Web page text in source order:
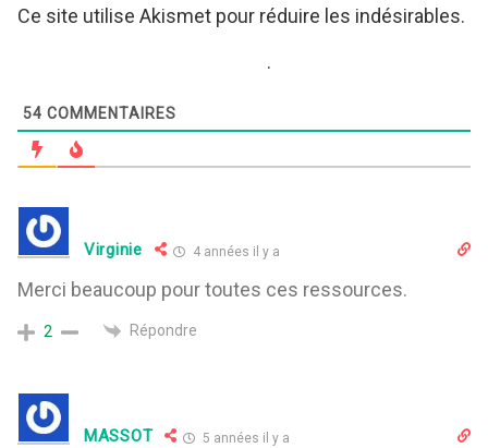
Ce site utilise Akismet pour réduire les indésirables.
.
54 COMMENTAIRES
Virginie 4 années il y a
Merci beaucoup pour toutes ces ressources.
2 Répondre
MASSOT 5 années il y a